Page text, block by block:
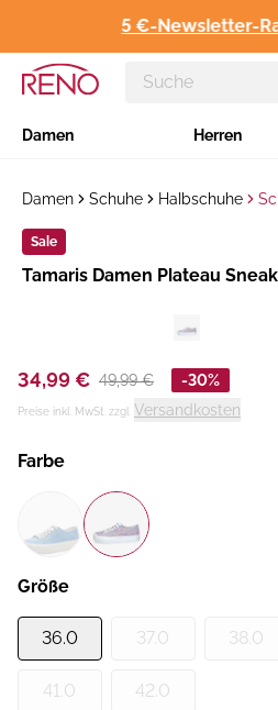
5 €-Newsletter-
Damen Herren
Damen Schuhe Halbschuhe
Sale
Hersteller
​Tamaris Damen Plateau
34,99 € 49,99 € -30%
Preise inkl. MwSt. zzgl. Versandkosten
Farbe
Größe
36.0 37.0 38.0
41.0 42.0